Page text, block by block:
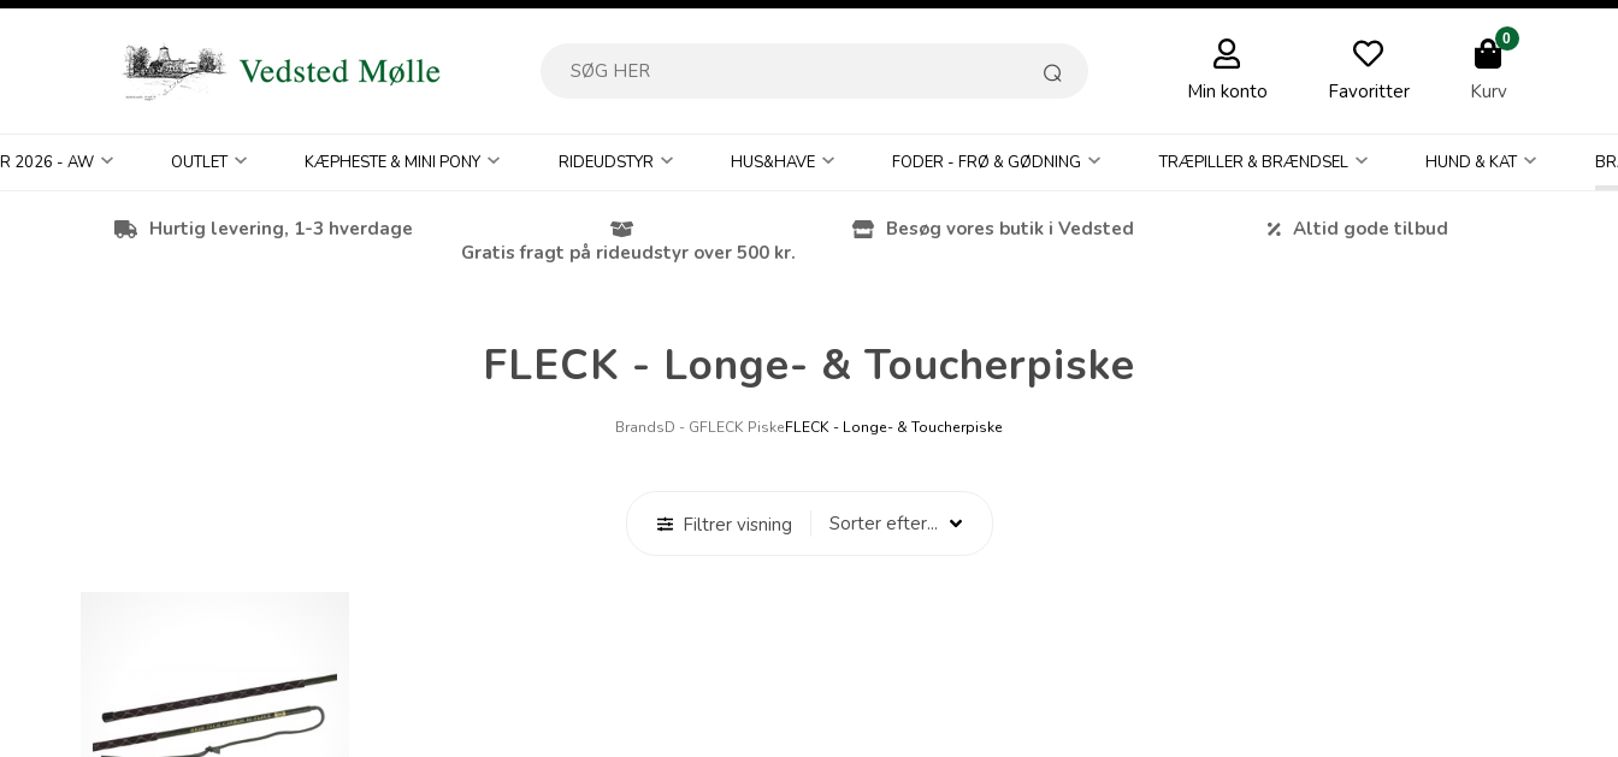
Min konto Favoritter
0
Kurv
2026 - AW OUTLET KÆPHESTE & MINI PONY RIDEUDSTYR HUS&HAVE FODER - FRØ & GØDNING TRÆPILLER & BRÆNDSEL HUND & KAT
Hurtig levering, 1-3 hverdage
Gratis fragt på rideudstyr over 500 kr.
Besøg vores butik i Vedsted Altid gode tilbud
FLECK - Longe- & Toucherpiske
BrandsD - GFLECK PiskeFLECK - Longe- & Toucherpiske
Filtrer visning